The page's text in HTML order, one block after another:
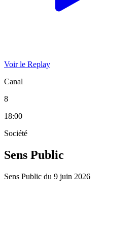
Voir le Replay
Canal
8
18:00
Société
Sens Public
Sens Public du 9 juin 2026